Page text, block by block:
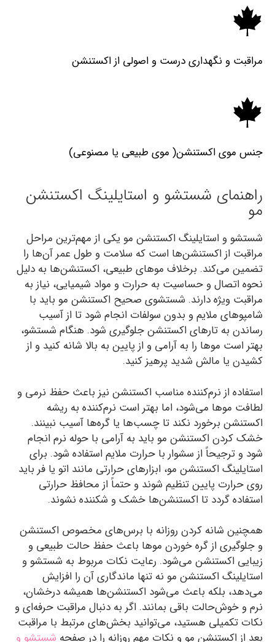
مراقبت و نگهداری درست و اصولی از اکستنشن
جنس موی اکستنشن( موی طبیعی یا مصنوعی)
راهنمای شستشو و استایلینگ اکستنشن
مو
شستشو و استایلینگ اکستنشن مو یکی از مهم‌ترین مراحل
مراقبت از اکستنشن‌ها است که سلامت و طول عمر آن‌ها را
تضمین می‌کند. برخلاف موهای طبیعی، اکستنشن‌ها به دلیل
نحوه اتصال و حساسیت به حرارت و مواد شیمیایی، نیاز به
مراقبت ویژه دارند. شستشوی صحیح اکستنشن مو باید با
شامپوهای ملایم و بدون سولفات انجام شود تا از آسیب
رساندن به تارهای اکستنشن جلوگیری شود. هنگام شستشو،
بهتر است موها را به آرامی و از پایین به بالا شانه کنید و از
کشیدن یا مالش شدید پرهیز کنید.
استفاده از نرم‌کننده مناسب اکستنشن نیز باعث حفظ نرمی و
لطافت موها می‌شود، اما بهتر است نرم‌کننده به ریشه
اکستنشن برخورد نکند تا چسب‌ها یا گره‌ها آسیب نبینند.
خشک کردن اکستنشن مو باید به آرامی با حوله نرم انجام
شود و ترجیحاً از سشوار با حرارت ملایم استفاده شود. برای
استایلینگ اکستنشن مو، ابزارهای حرارتی مانند اتو یا فر باید
روی حرارت پایین تنظیم شوند و حتماً از محافظ حرارتی
استفاده گردد تا اکستنشن‌ها خشک و شکننده نشوند.
همچنین شانه کردن روزانه با برس‌های مخصوص اکستنشن
و جلوگیری از گره خوردن موها باعث حفظ حالت طبیعی و
زیبایی اکستنشن می‌شود. رعایت نکات مربوط به شستشو و
استایلینگ اکستنشن مو نه تنها ماندگاری آن را افزایش
می‌دهد، بلکه باعث می‌شود اکستنشن‌ها همیشه درخشان،
نرم و خوش‌حالت باقی بمانند. اگر به دنبال مراقبت حرفه‌ای و
نکات تکمیلی هستید، می‌توانید بخش‌های مرتبط با مراقبت
بعد از اکستنشن مو و نکات مهم روزانه را در صفحه شستشو و